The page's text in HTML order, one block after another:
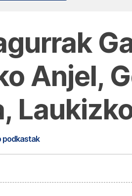
Anjel,
podkastak
04-12) Eguaztena | Zorionagurrak